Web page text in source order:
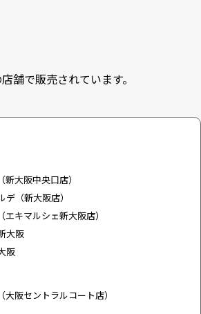
舗で販売されています。
新大阪中央口店）
（新大阪店）
エキマルシェ新大阪店）
大阪
阪
大阪セントラルコート店）